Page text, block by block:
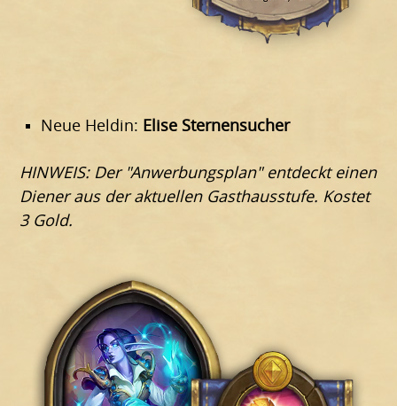
Neue Heldin: Elise Sternensucher
HINWEIS: Der "Anwerbungsplan" entdeckt einen
Diener aus der aktuellen Gasthausstufe. Kostet
3 Gold.